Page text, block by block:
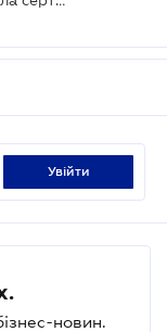
увійти
новин.